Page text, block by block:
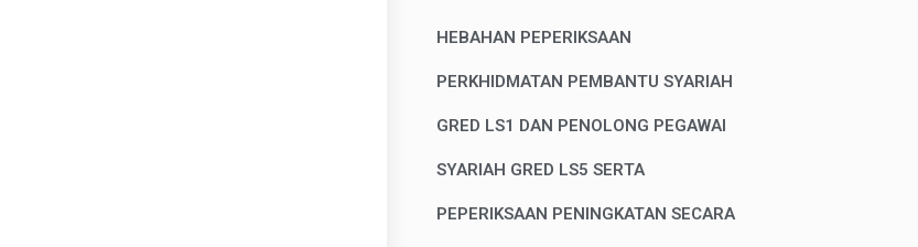
HEBAHAN PEPERIKSAAN
PERKHIDMATAN PEMBANTU SYARIAH
GRED LS1 DAN PENOLONG PEGAWAI
SYARIAH GRED LS5 SERTA
PEPERIKSAAN PENINGKATAN SECARA